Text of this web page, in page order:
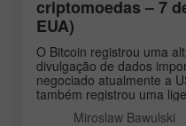
GBPJPY
EURJPY
EURNZD
criptomoedas – 7
EUA)
O Bitcoin registrou uma
divulgação de dados
negociado atualmente a
também registrou uma
Miroslaw Bawulski